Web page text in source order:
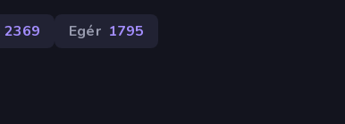
2369 Egér 1795